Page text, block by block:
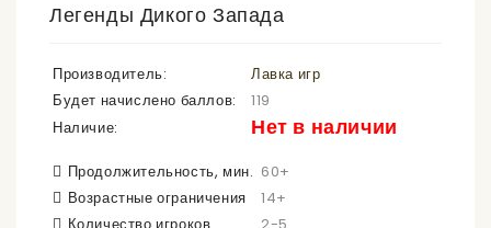
Легенды Дикого Запада
Производитель:
Лавка игр
Будет начислено баллов:
119
Наличие:
Нет в наличии
Продолжительность, мин. 60+
Возрастные ограничения
14+